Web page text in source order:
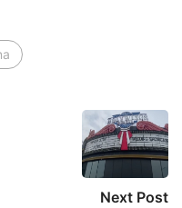
Next Post